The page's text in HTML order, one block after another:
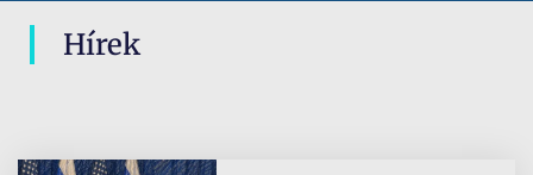
Hírek